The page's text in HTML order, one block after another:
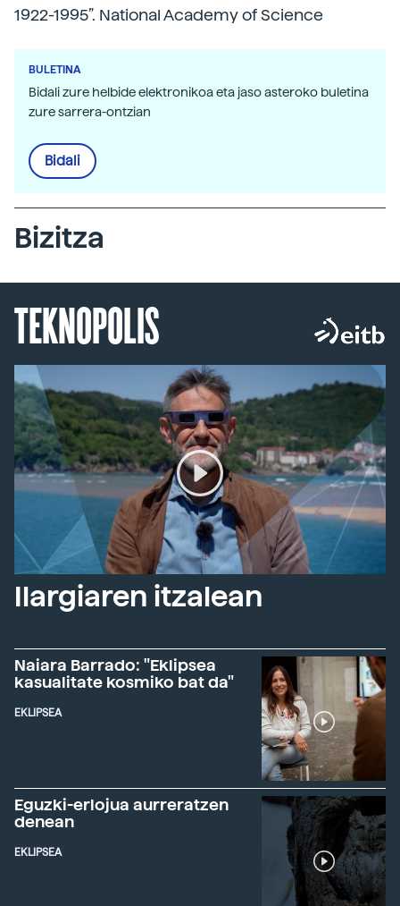
1922-1995”. National Academy of Science
BULETINA
Bidali zure helbide elektronikoa eta jaso asteroko buletina
zure sarrera-ontzian
Bidali
Bizitza
TEKNOPOLIS
Ilargiaren itzalean
Naiara Barrado: "Eklipsea
kasualitate kosmiko bat da"
EKLIPSEA
Eguzki-erlojua aurreratzen
denean
EKLIPSEA